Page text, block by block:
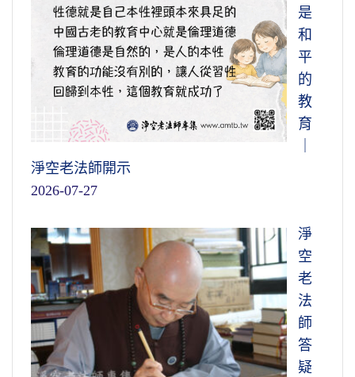
是
和
平
的
教
育
淨空老法師開示
2026-07-27
淨
空
老
法
師
答
疑